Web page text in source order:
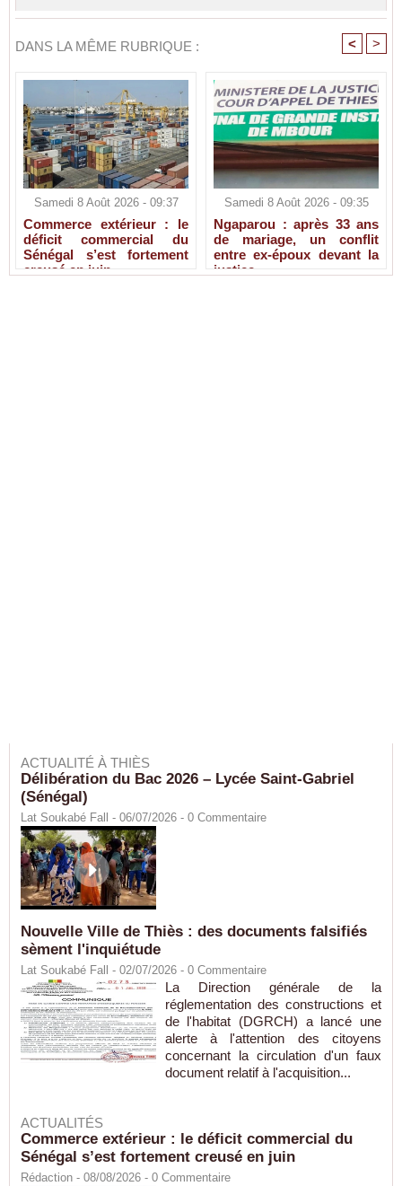
DANS LA MÊME RUBRIQUE : < >
Samedi 8 Août 2026 - 09:37
Commerce extérieur : le
déficit commercial du
Sénégal s’est fortement
creusé en juin
Samedi 8 Août 2026 - 09:35
Ngaparou : après 33 ans
de mariage, un conflit
entre ex-époux devant la
justice
ACTUALITÉ À THIÈS
Délibération du Bac 2026 – Lycée Saint-Gabriel
(Sénégal)
Lat Soukabé Fall - 06/07/2026 - 0 Commentaire
Nouvelle Ville de Thiès : des documents falsifiés
sèment l'inquiétude
Lat Soukabé Fall - 02/07/2026 - 0 Commentaire
La Direction générale de la
réglementation des constructions et
de l'habitat (DGRCH) a lancé une
alerte à l'attention des citoyens
concernant la circulation d'un faux
document relatif à l'acquisition...
ACTUALITÉS
Commerce extérieur : le déficit commercial du
Sénégal s’est fortement creusé en juin
Rédaction - 08/08/2026 - 0 Commentaire